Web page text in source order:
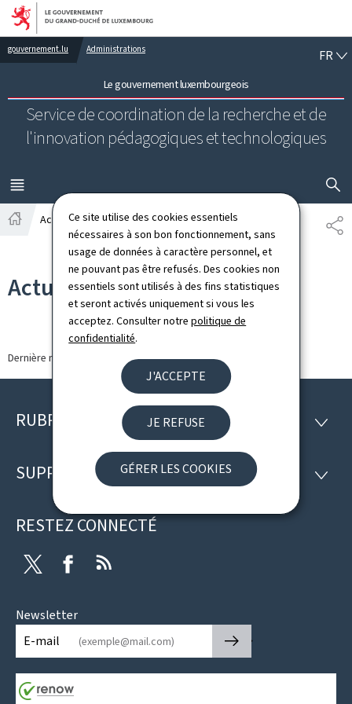
Ce site utilise des cookies essentiels
nécessaires à son bon fonctionnement, sans
usage de données à caractère personnel, et
ne pouvant pas être refusés. Des cookies non
essentiels sont utilisés à des fins statistiques
et seront activés uniquement si vous les
acceptez. Consulter notrepolitique de
confidentialité.
J'ACCEPTE
JE REFUSE
GÉRER LES COOKIES
Aller au menu principal
Aller au contenu
gouvernement.lu Administrations
Le gouvernement luxembourgeois
Service de coordination de la recherche et de
l'innovation pédagogiques et technologiques
FR
MENU
PRINCIPAL
Actualités
Actualités
Dernière modification le 12.09.2024
Pied
page
RUBRIQUES
SUPPORT
RESTEZ CONNECTÉ
Twitter Facebook
Newsletter
E-mail
🡒